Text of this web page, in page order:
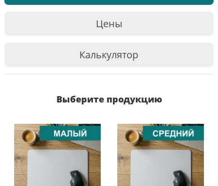
Цены
Калькулятор
Выберите продукцию